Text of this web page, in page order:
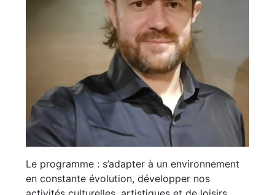
Le programme : s’adapter à un environnement
en constante évolution, développer nos